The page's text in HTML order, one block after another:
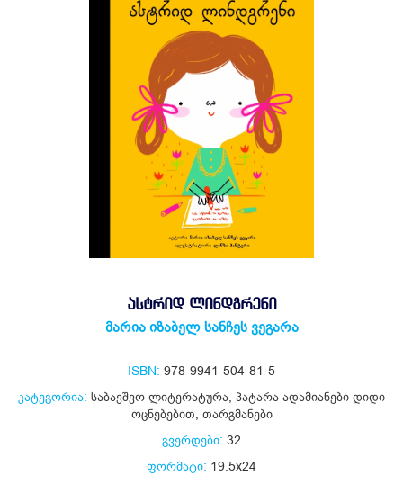
ᲐᲡᲢᲠᲘᲓ ᲚᲘᲜᲓᲒᲠᲔᲜᲘ
მარია იზაბელ სანჩეს ვეგარა
ISBN: 978-9941-504-81-5
კატეგორია: საბავშვო ლიტერატურა პატარა ადამიანები დიდი
ოცნებებით თარგმანები
გვერდები: 32
ფორმატი: 19.5x24